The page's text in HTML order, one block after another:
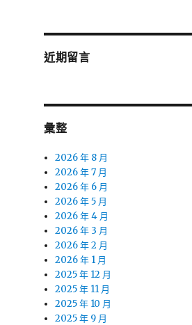
近期留言
彙整
2026 年 8 月
2026 年 7 月
2026 年 6 月
2026 年 5 月
2026 年 4 月
2026 年 3 月
2026 年 2 月
2026 年 1 月
2025 年 12 月
2025 年 11 月
2025 年 10 月
2025 年 9 月